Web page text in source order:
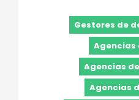
Gestores de
Agencias
Agencias
Agencias